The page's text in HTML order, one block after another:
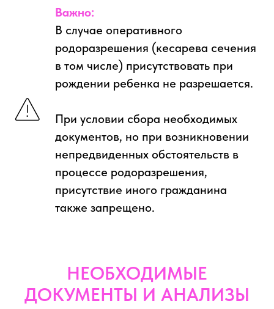
Важно:
В случае оперативного
родоразрешения (кесарева сечения
в том числе) присутствовать при
рождении ребенка не разрешается.
При условии сбора необходимых
документов, но при возникновении
непредвиденных обстоятельств в
процессе родоразрешения,
присутствие иного гражданина
также запрещено.
НЕОБХОДИМЫЕ
ДОКУМЕНТЫ И АНАЛИЗЫ